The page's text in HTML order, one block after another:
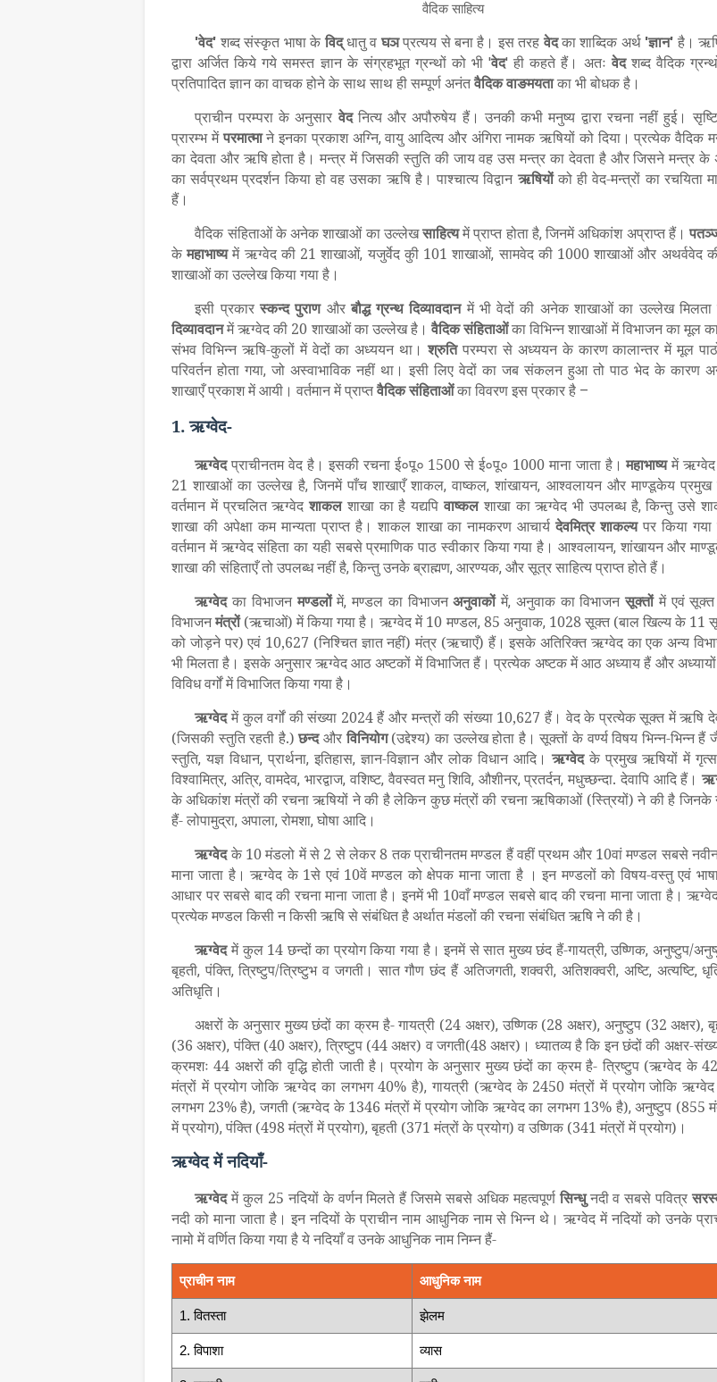
वैदिक साहित्य
'वेद' शब्द संस्कृत भाषा केविद्धातु वघञप्रत्यय से बना है। इस तरहवेदका शाब्दिक अर्थ 'ज्ञान' है।
द्वारा अर्जित किये गये समस्त ज्ञान के संग्रहभूत ग्रन्थों को भी'वेद'ही कहते हैं। अतःवेदशब्द वैदिक
प्रतिपादित ज्ञान का वाचक होने के साथ साथ ही सम्पूर्ण अनंतवैदिकवाङमयताका भी बोधक है।
प्राचीन परम्परा के अनुसारवेदनित्य और अपौरुषेय हैं। उनकी कभी मनुष्य द्वारा रचना नहीं हुई।
प्रारम्भ मेंपरमात्माने इनका प्रकाश अग्नि,वायु आदित्य और अंगिरा नामक ऋषियों को दिया। प्रत्येक वैदिक
का देवता और ऋषि होता है। मन्त्र में जिसकी स्तुति की जाय वह उस मन्त्र का देवता है और जिसने मन्त्र के
का सर्वप्रथम प्रदर्शन किया हो वह उसका ऋषि है। पाश्चात्य विद्वानऋषियोंको ही वेद-मन्त्रों का रचयिता
हैं।
वैदिक संहिताओं के अनेक शाखाओं का उल्लेखसाहित्यमें प्राप्त होता है,जिनमें अधिकांश अप्राप्त हैं।
केमहाभाष्यमें ऋग्वेद की 21 शाखाओं, यजुर्वेद कुी 101 शाखाओं, सामवेद की 1000 शाखाओं और अथर्ववेद
शाखाओं का उल्लेख किया गया है।
इसी प्रकारस्कन्द पुराणऔरबौद्ध ग्रन्थ दिव्यावदानमें भी वेदों की अनेक शाखाओं का उल्लेख मिलता
दिव्यावदानमें ऋग्वेद की 20 शाखाओं का उल्लेख है।वैदिकसंहिताओंका विभिन्न शाखाओं में विभाजन का मूल
संभव विभिन्न ऋषि-कुलों में वेदों का अध्ययन था।श्रुतिपरम्परा से अध्ययन के कारण कालान्तर में मूल
परिवर्तन होता गया, जो अस्वाभाविक नहीं था। इसी लिए वेदों का जब संकलन हुआ तो पाठ भेद के कारण
शाखाएँ प्रकाश में आयी। वर्तमान में प्राप्तवैदिकसंहिताओंका विवरण इस प्रकार है –
1. ऋग्वेद-
ऋग्वेदप्राचीनतम वेद है। इसकी रचना ई०पू० 1500 से ई०पू० 1000 माना जाता है।महाभाष्यमें ऋग्वेद
21 शाखाओं का उल्लेख है, जिनमें पाँच शाखाएँ शाकल,वाष्कल,शांखायन, आश्वलायन और माण्डूकेय प्रमुख
वर्तमान में प्रचलित ऋग्वेदशाकलशाखा का है यद्यपिवाष्कलशाखा का ऋग्वेद भी उपलब्ध है,किन्तु उसे
शाखा की अपेक्षा कम मान्यता प्राप्त है। शाकल शाखा का नामकरण आचार्यदेवमित्र शाकल्यपर किया गया
वर्तमान में ऋग्वेद संहिता का यही सबसे प्रमाणिक पाठ स्वीकार किया गया है। आश्वलायन, शांखायन और
शाखा की संहिताएँ तो उपलब्ध नहीं है, किन्तु उनके ब्राह्मण, आरण्यक, और सूत्र साहित्य प्राप्त होते हैं।
ऋग्वेदका विभाजनमण्डलोंमें,मण्डल का विभाजनअनुवाकोंमें, अनुवाक का विभाजनसूक्तोंमें एवं सूक्त
विभाजनमंत्रों(ऋचाओं) में किया गया है। ऋग्वेद में 10 मण्डल, 85 अनुवाक, 1028 सूक्त (बाल खिल्य के 11
को जोड़ने पर) एवं 10,627 (निश्चित ज्ञात नहीं) मंत्र (ऋचाएँ) हैं। इसके अतिरिक्त ऋग्वेद का एक अन्य
भी मिलता है। इसके अनुसार ऋग्वेद आठ अष्टकों में विभाजित हैं। प्रत्येक अष्टक में आठ अध्याय हैं और
विविध वर्गों में विभाजित किया गया है।
ऋग्वेदमें कुल वर्गों की संख्या 2024 हैं और मन्त्रों की संख्या 10,627 हैं। वेद के प्रत्येक सूक्त में ऋषि
(जिसकी स्तुति रहती है.)छन्दऔरविनियोग(उद्देश्य) का उल्लेख होता है। सूक्तों के वर्ण्य विषय भिन्न-भिन्न हैं
स्तुति, यज्ञ विधान, प्रार्थना, इतिहास, ज्ञान-विज्ञान और लोक विधान आदि।ऋग्वेदके प्रमुख ऋषियों में
विश्वामित्र, अत्रि,वामदेव,भारद्वाज, वशिष्ट, वैवस्वत मनु शिवि, औशीनर,प्रतर्दन,मधुच्छन्दा. देवापि आदि हैं।
के अधिकांश मंत्रों की रचना ऋषियों ने की है लेकिन कुछ मंत्रों की रचना ऋषिकाओं (स्त्रियों) ने की है जिनके
हैं- लोपामुद्रा, अपाला, रोमशा, घोषा आदि।
ऋग्वेदके 10 मंडलो में से 2 से लेकर 8 तक प्राचीनतम मण्डल हैं वहीं प्रथम और 10वां मण्डल सबसे
माना जाता है। ऋग्वेद के 1से एवं 10वें मण्डल को क्षेपक माना जाता है । इन मण्डलों को विषय-वस्तु एवं
आधार पर सबसे बाद की रचना माना जाता है। इनमें भी 10वाँ मण्डल सबसे बाद की रचना माना जाता है।
प्रत्येक मण्डल किसी न किसी ऋषि से संबंधित है अर्थात मंडलों की रचना संबंधित ऋषि ने की है।
ऋग्वेदमें कुल 14 छन्दों का प्रयोग किया गया है। इनमें से सात मुख्य छंद हैं-गायत्री,उष्णिक,अनुष्टुप/
बृहती, पंक्ति,त्रिष्टुप/त्रिष्टुभ व जगती। सात गौण छंद हैं अतिजगती,शक्वरी,अतिशक्वरी, अष्टि, अत्यष्टि,
अतिधृति।
अक्षरों के अनुसार मुख्य छंदों का क्रम है- गायत्री (24 अक्षर), उष्णिक (28 अक्षर), अनुष्टुप (32 अक्षर),
(36 अक्षर), पंक्ति (40 अक्षर), त्रिष्टुप (44 अक्षर) व जगती(48 अक्षर)। ध्यातव्य है कि इन छंदों की अक्षर-
क्रमशः 44 अक्षरों की वृद्धि होती जाती है। प्रयोग के अनुसार मुख्य छंदों का क्रम है- त्रिष्टुप (ऋग्वेद के
मंत्रों में प्रयोग जोकि ऋग्वेद का लगभग 40% है),गायत्री (ऋग्वेद के 2450 मंत्रों में प्रयोग जोकि
लगभग 23% है), जगती (ऋग्वेद के 1346 मंत्रों में प्रयोग जोकि ऋग्वेद का लगभग 13% है), अनुष्टुप (855
में प्रयोग), पंक्ति (498 मंत्रों में प्रयोग), बृहती (371 मंत्रों के प्रयोग) व उष्णिक (341 मंत्रों में प्रयोग)।
ऋग्वेद में नदियाँ-
ऋग्वेदमें कुल 25 नदियों के वर्णन मिलते हैं जिसमे सबसे अधिक महत्वपूर्णसिन्धुनदी व सबसे पवित्र
नदी को माना जाता है। इन नदियों के प्राचीन नाम आधुनिक नाम से भिन्न थे। ऋग्वेद में नदियों को उनके
नामो में वर्णित किया गया है ये नदियाँ व उनके आधुनिक नाम निम्न हैं-
प्राचीन नाम आधुनिक नाम
1. वितस्ता झेलम
2. विपाशा व्यास